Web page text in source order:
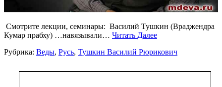
Смотрите лекции, семинары: Василий Тушкин (Враджендра
Кумар прабху) …навязывали… Читать Далее
Рубрика: Веды, Русь, Тушкин Василий Рюрикович